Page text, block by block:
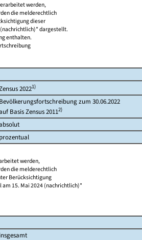
werden,
die melderechtlich
dieser
(nachrichtlich)" dargestellt.
enthalten.
20221)
Bevölkerungsfortschreibung zum 30.06.2022
Basis Zensus 20112)
prozentual
werden,
die melderechtlich
Berücksichtigung
am 15. Mai 2024 (nachrichtlich)"
insgesamt